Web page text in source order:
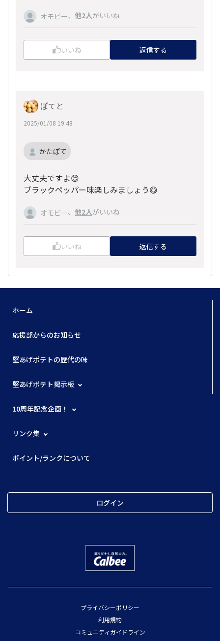
オモビー、 他2人がいいね
いいね 返信する
ぽてと
2025/01/08 19:48
かたぽて
大丈夫ですよ😊
ブラックペッパー味楽しみましょう😋
オモビー、 他2人がいいね
いいね 返信する
ホーム
応援部からのお知らせ
堅あげポテトの歴代の味
堅あげポテト掲示板
10周年記念企画！
リンク集
ポイント/ランクについて
ログイン
プライバシーポリシー
利用規約
コミュニティガイドライン